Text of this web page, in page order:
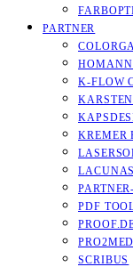
PARTNER
K-FLOW
KREMER
PDF
SCRIBUS